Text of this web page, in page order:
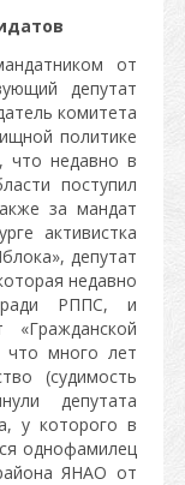
от
депутат
комитета
политике
что недавно в
поступил
за мандат
активистка
депутат
недавно
РППС, и
что много лет
(судимость
депутата
у которого в
однофамилец
ЯНАО от